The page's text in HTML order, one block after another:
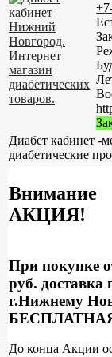
Диабет кабинет -
диабетические
Внимание
АКЦИЯ!
При покупке
руб. доставка
г.Нижнему
До конца Акции